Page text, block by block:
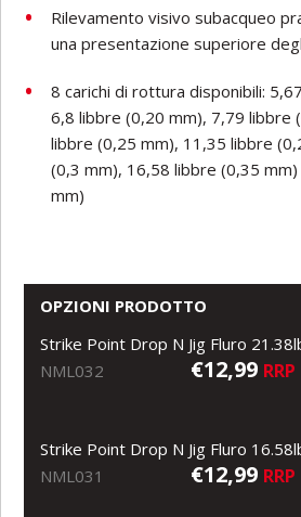
Rilevamento visivo subacqueo
una presentazione superiore
8 carichi di rottura disponibili:
6,8 libbre (0,20 mm), 7,79 libbre
libbre (0,25 mm), 11,35 libbre
(0,3 mm), 16,58 libbre (0,35
mm)
OPZIONI PRODOTTO
Strike Point Drop N Jig Fluro
NML032
€12,99 RRP
Strike Point Drop N Jig Fluro
NML031
€12,99 RRP